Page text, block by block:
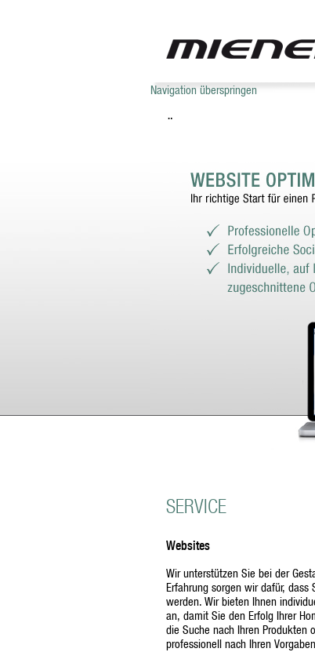
Navigation überspringen
ÜBER UNS
SERVICE
Websites
Wir unterstützen Sie bei der
Erfahrung sorgen wir dafür,
werden. Wir bieten Ihnen
an, damit Sie den Erfolg Ihrer
die Suche nach Ihren Produkten
professionell nach Ihren